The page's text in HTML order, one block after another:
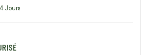
Jours